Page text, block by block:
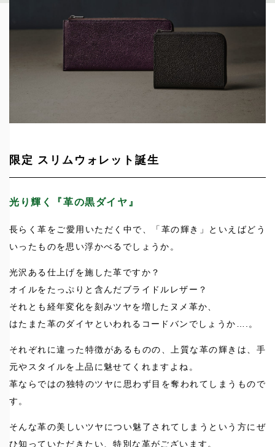
限定 スリムウォレット誕生
光り輝く『革の黒ダイヤ』
長らく革をご愛用いただく中で、「革の輝き」といえばどう
いったものを思い浮かべるでしょうか。
光沢ある仕上げを施した革ですか？
オイルをたっぷりと含んだブライドルレザー？
それとも経年変化を刻みツヤを増したヌメ革か、
はたまた革のダイヤといわれるコードバンでしょうか….。
それぞれに違った特徴があるものの、上質な革の輝きは、手
元やスタイルを上品に魅せてくれますよね。
革ならではの独特のツヤに思わず目を奪われてしまうもので
す。
そんな革の美しいツヤについ魅了されてしまうという方にぜ
ひ知っていただきたい、特別な革がございます。